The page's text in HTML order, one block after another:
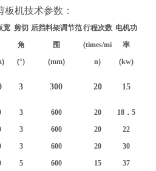
板机技术参数：
宽 剪切
角
(°)
后挡料架调节范
围
(mm)
行程次数
(times/mi
n)
电机功
率
(kw)
3 300 20 15
3 600 20
18．5
3 600 20
22
3 600 20
30
5 600 15
37